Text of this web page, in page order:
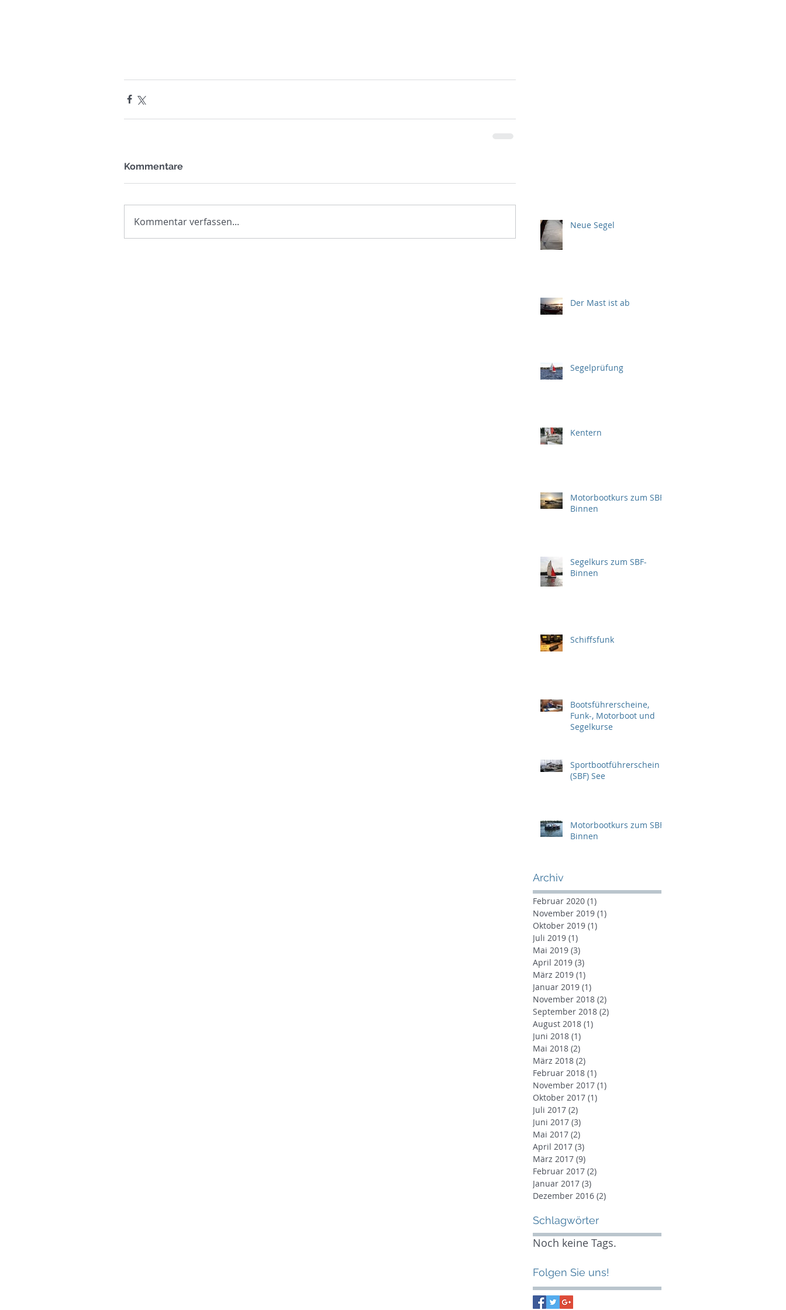
Kommentare
Kommentar verfassen... Neue Segel
Der Mast ist ab
Segelprüfung
Kentern
Motorbootkurs zum SBF
Binnen
Segelkurs zum SBF-
Binnen
Schiffsfunk
Bootsführerscheine,
Funk-, Motorboot und
Segelkurse
Sportbootführerschein
(SBF) See
Motorbootkurs zum SBF-
Binnen
Archiv
Februar 2020 (1)
November 2019 (1)
Oktober 2019 (1)
Juli 2019 (1)
Mai 2019 (3)
April 2019 (3)
März 2019 (1)
Januar 2019 (1)
November 2018 (2)
September 2018 (2)
August 2018 (1)
Juni 2018 (1)
Mai 2018 (2)
März 2018 (2)
Februar 2018 (1)
November 2017 (1)
Oktober 2017 (1)
Juli 2017 (2)
Juni 2017 (3)
Mai 2017 (2)
April 2017 (3)
März 2017 (9)
Februar 2017 (2)
Januar 2017 (3)
Dezember 2016 (2)
Schlagwörter
Noch keine Tags.
Folgen Sie uns!